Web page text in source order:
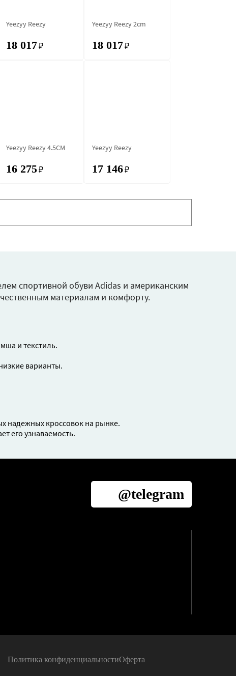
Yeezyy Reezy
18 017₽
Yeezyy Reezy 2cm
18 017₽
Yeezyy Reezy 4.5CM
16 275₽
Yeezyy Reezy
17 146₽
спортивной обуви Adidas и американским
материалам и комфорту.
и текстиль.
варианты.
надежных кроссовок на рынке.
его узнаваемость.
@telegram
Политика конфиденциальностиОферта